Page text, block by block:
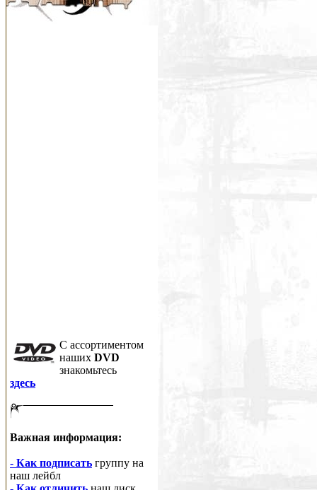
C ассортиментом
наших DVD
знакомьтесь
здесь
Важная информация:
- Как подписать группу на
наш лейбл